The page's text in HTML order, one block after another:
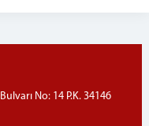
No: 14 P.K. 34146